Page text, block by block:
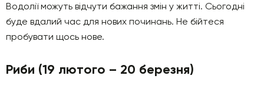
Водолії можуть відчути бажання змін у житті. Сьогодні
буде вдалий час для нових починань. Не бійтеся
пробувати щось нове.
Риби (19 лютого – 20 березня)